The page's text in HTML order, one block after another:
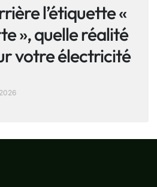
l’étiquette «
», quelle réalité
votre électricité